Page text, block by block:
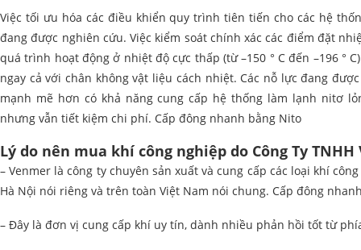
Việc tối ưu hóa các điều khiển quy trình tiên tiến cho các hệ
đang được nghiên cứu. Việc kiểm soát chính xác các điểm đặt
quá trình hoạt động ở nhiệt độ cực thấp (từ –150 ° C đến –196 °
ngay cả với chân không vật liệu cách nhiệt. Các nỗ lực đang
mạnh mẽ hơn có khả năng cung cấp hệ thống làm lạnh nitơ
nhưng vẫn tiết kiệm chi phí. Cấp đông nhanh bằng Nito
Lý do nên mua khí công nghiệp do Công Ty
– Venmer là công ty chuyên sản xuất và cung cấp các loại khí
Hà Nội nói riêng và trên toàn Việt Nam nói chung. Cấp đông
– Đây là đơn vị cung cấp khí uy tín, dành nhiều phản hồi tốt từ